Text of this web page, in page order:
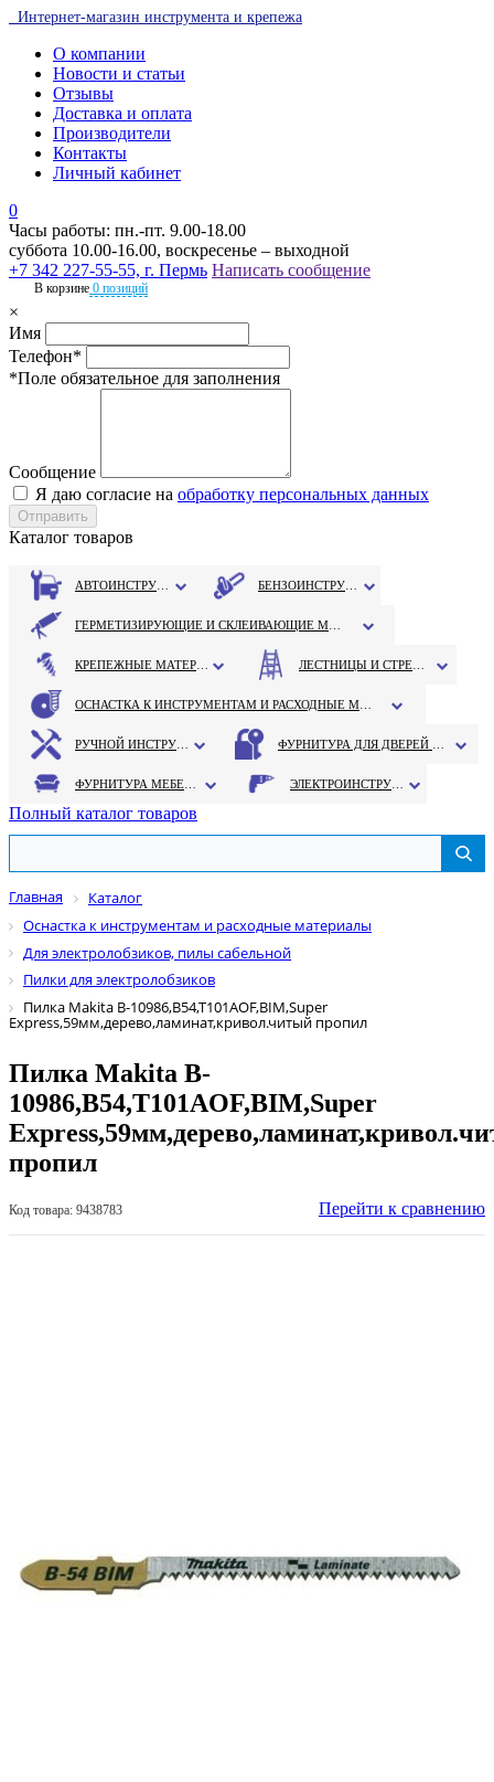
Интернет-магазин инструмента и крепежа
О компании
Новости и статьи
Отзывы
Доставка и оплата
Производители
Контакты
Личный кабинет
0
Часы работы: пн.-пт. 9.00-18.00
суббота 10.00-16.00, воскресенье – выходной
+7 342 227-55-55, г. Пермь Написать сообщение
В корзине 0 позиций
×
Имя
Телефон*
*Поле обязательное для заполнения
Сообщение
Я даю согласие на обработку персональных данных
Каталог товаров
Полный каталог товаров
Главная
Каталог
Оснастка к инструментам и расходные материалы
Для электролобзиков, пилы сабельной
Пилки для электролобзиков
Пилка Makita B-10986,B54,T101AOF,BIM,Super
Express,59мм,дерево,ламинат,кривол.читый пропил
Пилка Makita B-
10986,B54,T101AOF,BIM,Super
пропил
Код товара: 9438783 Перейти к сравнению